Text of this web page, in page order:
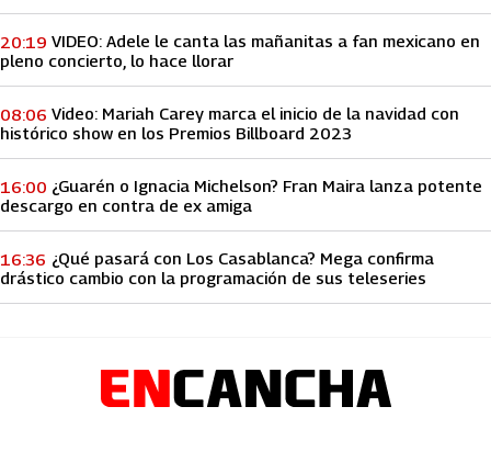
VIDEO: Adele le canta las mañanitas a fan mexicano en
pleno concierto, lo hace llorar
20:19
Video: Mariah Carey marca el inicio de la navidad con
histórico show en los Premios Billboard 2023
08:06
¿Guarén o Ignacia Michelson? Fran Maira lanza potente
descargo en contra de ex amiga
16:00
¿Qué pasará con Los Casablanca? Mega confirma
drástico cambio con la programación de sus teleseries
16:36